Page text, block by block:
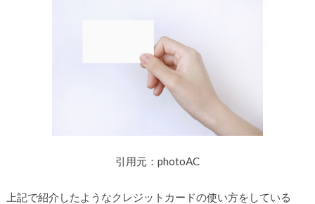
引用元：photoAC
上記で紹介したようなクレジットカードの使い方をしている